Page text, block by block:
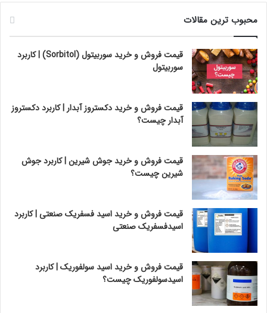
محبوب ترین مقالات
قیمت فروش و خرید سوربیتول (Sorbitol) | کاربرد
سوربیتول
قیمت فروش و خرید دکستروز آبدار | کاربرد دکستروز
آبدار چیست؟
قیمت فروش و خرید جوش شیرین | کاربرد جوش
شیرین چیست؟
قیمت فروش و خرید اسید فسفریک صنعتی | کاربرد
اسیدفسفریک صنعتی
قیمت فروش و خرید اسید سولفوریک | کاربرد
اسیدسولفوریک چیست؟